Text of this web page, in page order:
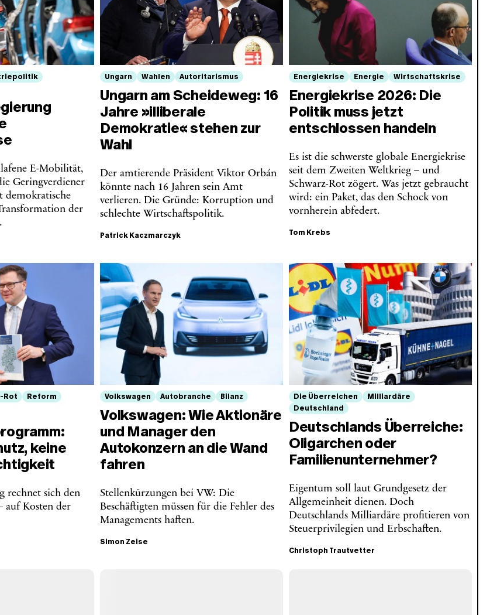
E-Mobilität,
Geringverdiener
demokratische
der
Ungarn Wahlen Autoritarismus
Ungarn am Scheideweg: 16
Jahre »illiberale
Demokratie« stehen zur
Wahl
Der amtierende Präsident Viktor Orbán
könnte nach 16 Jahren sein Amt
verlieren. Die Gründe: Korruption und
schlechte Wirtschaftspolitik.
Patrick Kaczmarczyk
Energiekrise Energie Wirtschaftskrise
Energiekrise 2026: Die
Politik muss jetzt
entschlossen handeln
Es ist die schwerste globale Energiekrise
seit dem Zweiten Weltkrieg – und
Schwarz-Rot zögert. Was jetzt gebraucht
wird: ein Paket, das den Schock von
vornherein abfedert.
Tom Krebs
Rot Reform
keine
rechnet sich den
auf Kosten der
Volkswagen Autobranche Bilanz
Volkswagen: Wie Aktionäre
und Manager den
Autokonzern an die Wand
fahren
Stellenkürzungen bei VW: Die
Beschäftigten müssen für die Fehler des
Managements haften.
Simon Zeise
Die Überreichen
Milliardäre
Deutschland
Deutschlands Überreiche:
Oligarchen oder
Familienunternehmer?
Eigentum soll laut Grundgesetz der
Allgemeinheit dienen. Doch
Deutschlands Milliardäre profitieren von
Steuerprivilegien und Erbschaften.
Christoph Trautvetter